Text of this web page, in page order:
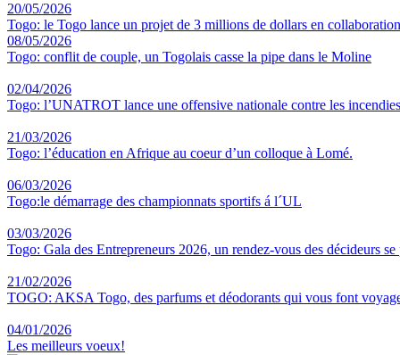
20/05/2026
Togo: le Togo lance un projet de 3 millions de dollars en
08/05/2026
Togo: conflit de couple, un Togolais casse la pipe dans le Moline
02/04/2026
Togo: l’UNATROT lance une offensive nationale contre les
21/03/2026
Togo: l’éducation en Afrique au coeur d’un colloque à Lomé.
06/03/2026
Togo:le démarrage des championnats sportifs á l´UL
03/03/2026
Togo: Gala des Entrepreneurs 2026, un rendez-vous des décideurs
21/02/2026
TOGO: AKSA Togo, des parfums et déodorants qui vous font
04/01/2026
Les meilleurs voeux!